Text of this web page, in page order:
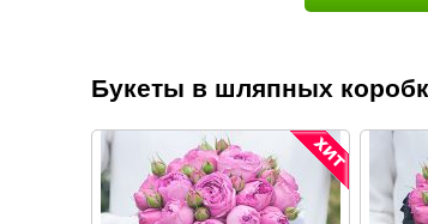
Букеты в шляпных